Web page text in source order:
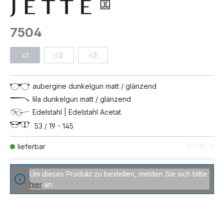
lieferbar
7504
c1 c2 c3
aubergine dunkelgun matt / glänzend
lila dunkelgun matt / glänzend
Edelstahl | Edelstahl Acetat
53 / 19 - 145
Um dieses Produkt zu bestellen, melden Sie sich bitte
hier an.